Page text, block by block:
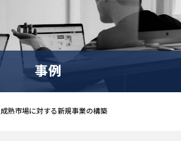
事例
成熟市場に対する新規事業の構築